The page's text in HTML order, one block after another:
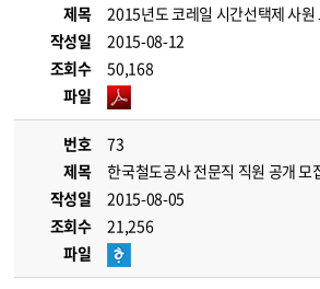
제목
2015년도 코레일 시간선택제 사
작성일
2015-08-12
조회수
50,168
파일
번호
73
제목
한국철도공사 전문직 직원 공개
작성일
2015-08-05
조회수
21,256
파일